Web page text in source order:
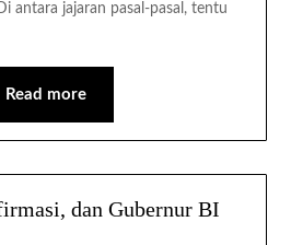
antara jajaran pasal-pasal, tentu
Read more
dan Gubernur BI